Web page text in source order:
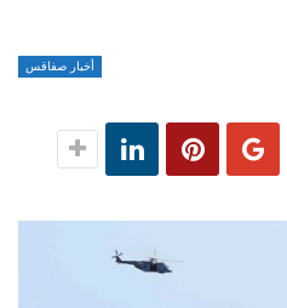
أخبار صفاقس